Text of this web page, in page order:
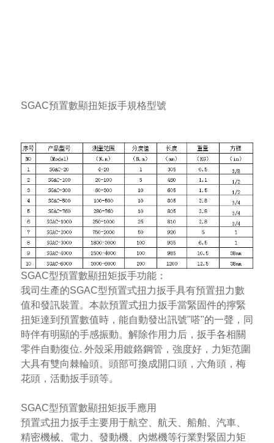
SGAC預置數顯扭矩扳手規格型號
SGAC型預置數顯扭矩扳手功能：
我司生產的SGAC型預置式扭力扳手具有預置扭力數
值和發訊裝置。本款預置式扭力扳手當緊固件的擰緊
扭矩達到預置數值時，能自動發出訊號"嗒"的一聲，同
時伴有明顯的手感振動。解除作用力后，扳手各相關
零件自動復位. 外殼采用鍍鉻鋼管，強度好，力矩范圍
大具有雙向棘輪頭。頭部可換成開口頭，六角頭，梅
花頭，活動扳手頭等。
SGAC型預置數顯扭矩扳手應用
預置式扭力扳手主要用于航空、航天、船舶、汽車、
精密機械、電力、發動機、內燃機等行業對緊固力矩